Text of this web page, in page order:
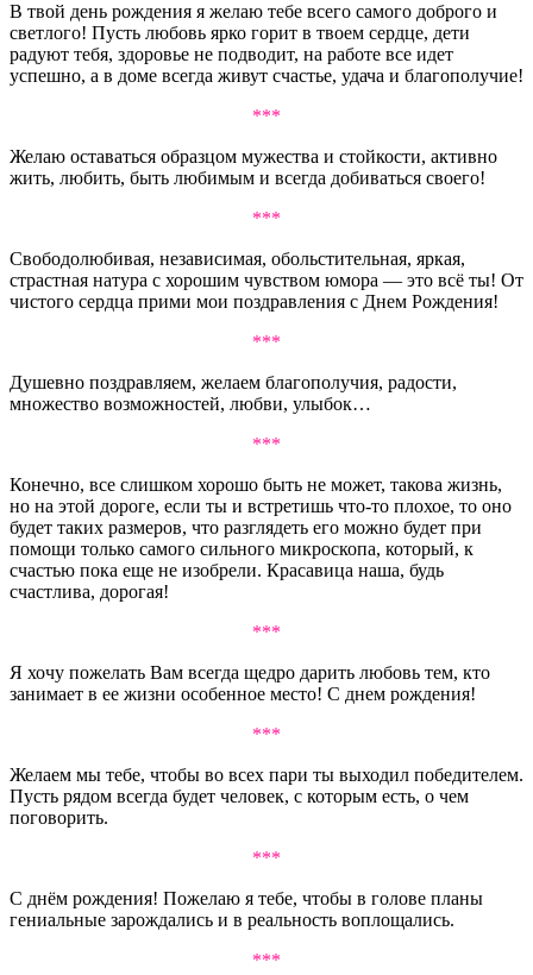
В твой день рождения я желаю тебе всего самого доброго и
светлого! Пусть любовь ярко горит в твоем сердце, дети
радуют тебя, здоровье не подводит, на работе все идет
успешно, а в доме всегда живут счастье, удача и благополучие!
***
Желаю оставаться образцом мужества и стойкости, активно
жить, любить, быть любимым и всегда добиваться своего!
***
Свободолюбивая, независимая, обольстительная, яркая,
страстная натура с хорошим чувством юмора — это всё ты! От
чистого сердца прими мои поздравления с Днем Рождения!
***
Душевно поздравляем, желаем благополучия, радости,
множество возможностей, любви, улыбок…
***
Конечно, все слишком хорошо быть не может, такова жизнь,
но на этой дороге, если ты и встретишь что-то плохое, то оно
будет таких размеров, что разглядеть его можно будет при
помощи только самого сильного микроскопа, который, к
счастью пока еще не изобрели. Красавица наша, будь
счастлива, дорогая!
***
Я хочу пожелать Вам всегда щедро дарить любовь тем, кто
занимает в ее жизни особенное место! С днем рождения!
***
Желаем мы тебе, чтобы во всех пари ты выходил победителем.
Пусть рядом всегда будет человек, с которым есть, о чем
поговорить.
***
С днём рождения! Пожелаю я тебе, чтобы в голове планы
гениальные зарождались и в реальность воплощались.
***